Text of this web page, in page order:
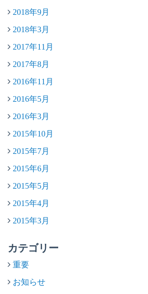
2018年9月
2018年3月
2017年11月
2017年8月
2016年11月
2016年5月
2016年3月
2015年10月
2015年7月
2015年6月
2015年5月
2015年4月
2015年3月
カテゴリー
重要
お知らせ